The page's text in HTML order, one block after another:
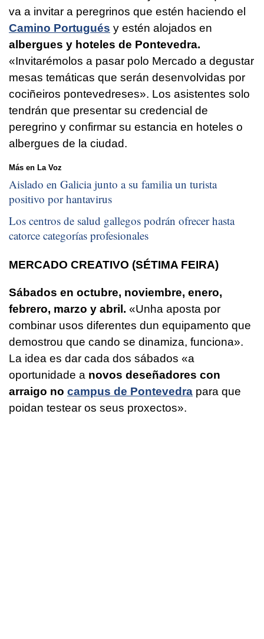
va a invitar a peregrinos que estén haciendo el
Camino Portugués y estén alojados en
albergues y hoteles de Pontevedra.
«Invitarémolos a pasar polo Mercado a degustar
mesas temáticas que serán desenvolvidas por
cociñeiros pontevedreses». Los asistentes solo
tendrán que presentar su credencial de
peregrino y confirmar su estancia en hoteles o
albergues de la ciudad.
Más en La Voz
Aislado en Galicia junto a su familia un turista
positivo por hantavirus
Los centros de salud gallegos podrán ofrecer hasta
catorce categorías profesionales
MERCADO CREATIVO (SÉTIMA FEIRA)
Sábados en octubre, noviembre, enero,
febrero, marzo y abril. «Unha aposta por
combinar usos diferentes dun equipamento que
demostrou que cando se dinamiza, funciona».
La idea es dar cada dos sábados «a
oportunidade a novos deseñadores con
arraigo no campus de Pontevedra para que
poidan testear os seus proxectos».